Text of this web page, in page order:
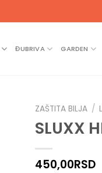
ĐUBRIVA GARDEN
ZAŠTITA BILJA /
SLUXX
450,00RSD